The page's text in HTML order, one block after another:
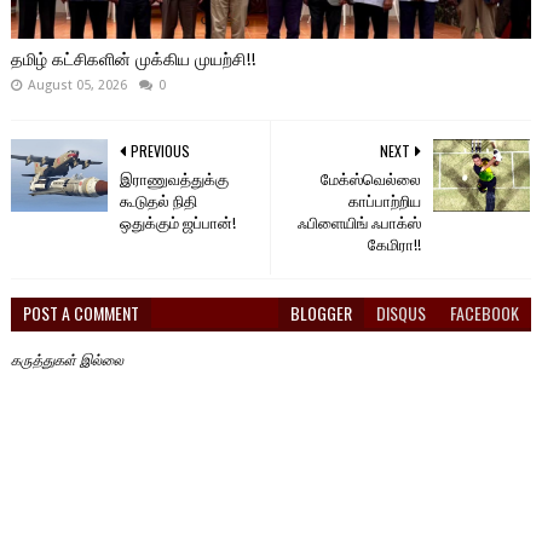
தமிழ் கட்சிகளின் முக்கிய முயற்சி!!
August 05, 2026 0
NEXT
மேக்ஸ்வெல்லை
காப்பாற்றிய
ஃபிளையிங் ஃபாக்ஸ்
கேமிரா!!
PREVIOUS
இராணுவத்துக்கு
கூடுதல் நிதி
ஒதுக்கும் ஜப்பான்!
POST A COMMENT BLOGGER DISQUS FACEBOOK
கருத்துகள் இல்லை